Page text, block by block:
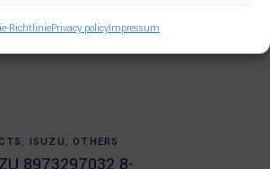
RichtliniePrivacy policyImpressum
Read more
, ISUZU , OTHERS